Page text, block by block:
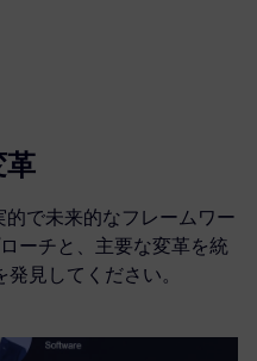
で未来的なフレームワー
ーチと、主要な変革を統
見してください。